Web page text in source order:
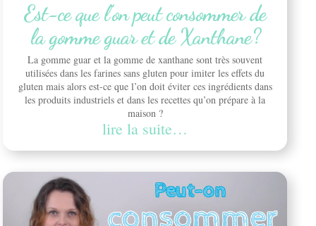
Est-ce que l’on peut consommer de
la gomme guar et de Xanthane?
La gomme guar et la gomme de xanthane sont très souvent
utilisées dans les farines sans gluten pour imiter les effets du
gluten mais alors est-ce que l’on doit éviter ces ingrédients dans
les produits industriels et dans les recettes qu’on prépare à la
maison ?
lire la suite…